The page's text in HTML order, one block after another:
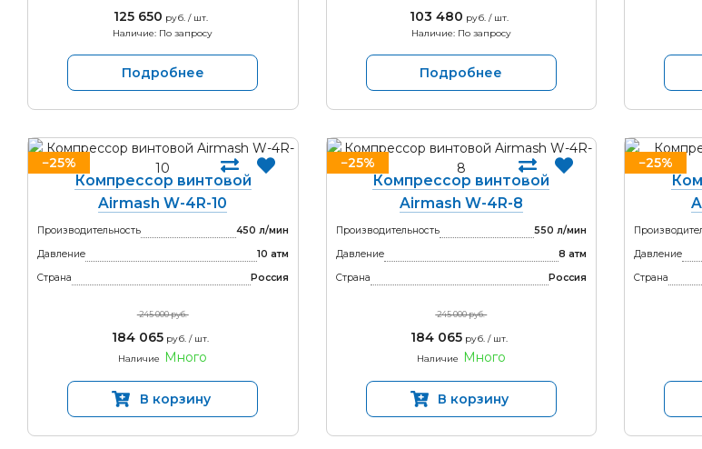
125 650 руб. / шт.
Наличие: По запросу
Подробнее
103 480 руб. / шт.
Наличие: По запросу
Подробнее
−25%
Компрессор винтовой
Airmash W-4R-10
Производительность
450 л/мин
Давление
10 атм
Страна
Россия
245 000 руб.
184 065 руб. / шт.
Наличие
Много
В корзину
−25%
Компрессор винтовой
Airmash W-4R-8
Производительность
550 л/мин
Давление
8 атм
Страна
Россия
245 000 руб.
184 065руб. / шт.
Наличие
Много
В корзину
−25%
Давление
Страна